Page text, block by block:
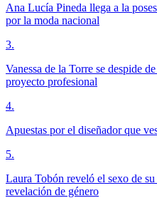
Ana Lucía Pineda llega a la
por la moda nacional
3.
Vanessa de la Torre se despide
proyecto profesional
4.
Apuestas por el diseñador que
5.
Laura Tobón reveló el sexo de
revelación de género